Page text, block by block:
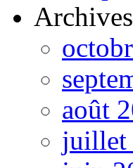
Archives
août
juillet